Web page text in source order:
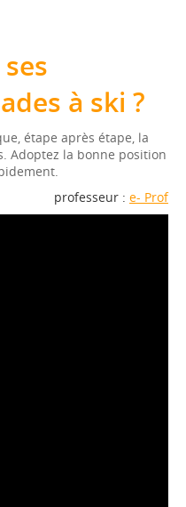
à ski ?
étape après étape, la
Adoptez la bonne position
professeur : e- Prof